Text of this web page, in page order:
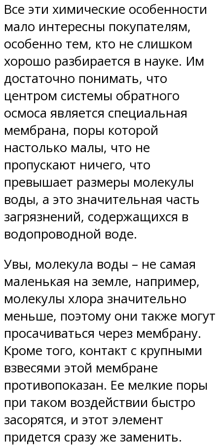
Все эти химические особенности
мало интересны покупателям,
особенно тем, кто не слишком
хорошо разбирается в науке. Им
достаточно понимать, что
центром системы обратного
осмоса является специальная
мембрана, поры которой
настолько малы, что не
пропускают ничего, что
превышает размеры молекулы
воды, а это значительная часть
загрязнений, содержащихся в
водопроводной воде.
Увы, молекула воды – не самая
маленькая на земле, например,
молекулы хлора значительно
меньше, поэтому они также могут
просачиваться через мембрану.
Кроме того, контакт с крупными
взвесями этой мембране
противопоказан. Ее мелкие поры
при таком воздействии быстро
засорятся, и этот элемент
придется сразу же заменить.